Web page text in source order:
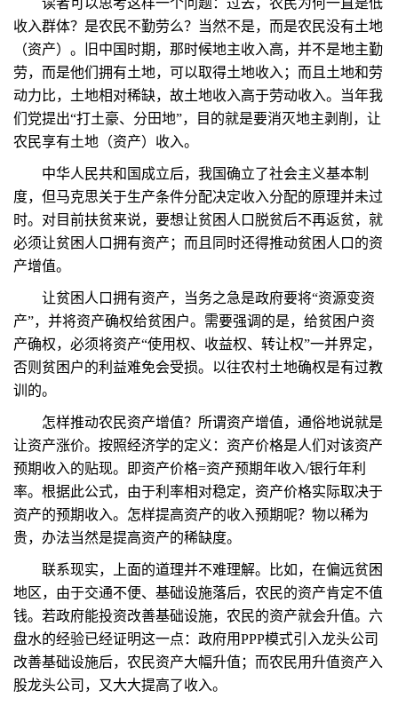
读者可以思考这样一个问题：过去，农民为何一直是低
收入群体？是农民不勤劳么？当然不是，而是农民没有土地
（资产）。旧中国时期，那时候地主收入高，并不是地主勤
劳，而是他们拥有土地，可以取得土地收入；而且土地和劳
动力比，土地相对稀缺，故土地收入高于劳动收入。当年我
们党提出“打土豪、分田地”，目的就是要消灭地主剥削，让
农民享有土地（资产）收入。
中华人民共和国成立后，我国确立了社会主义基本制
度，但马克思关于生产条件分配决定收入分配的原理并未过
时。对目前扶贫来说，要想让贫困人口脱贫后不再返贫，就
必须让贫困人口拥有资产；而且同时还得推动贫困人口的资
产增值。
让贫困人口拥有资产，当务之急是政府要将“资源变资
产”，并将资产确权给贫困户。需要强调的是，给贫困户资
产确权，必须将资产“使用权、收益权、转让权”一并界定，
否则贫困户的利益难免会受损。以往农村土地确权是有过教
训的。
怎样推动农民资产增值？所谓资产增值，通俗地说就是
让资产涨价。按照经济学的定义：资产价格是人们对该资产
预期收入的贴现。即资产价格=资产预期年收入/银行年利
率。根据此公式，由于利率相对稳定，资产价格实际取决于
资产的预期收入。怎样提高资产的收入预期呢？物以稀为
贵，办法当然是提高资产的稀缺度。
联系现实，上面的道理并不难理解。比如，在偏远贫困
地区，由于交通不便、基础设施落后，农民的资产肯定不值
钱。若政府能投资改善基础设施，农民的资产就会升值。六
盘水的经验已经证明这一点：政府用PPP模式引入龙头公司
改善基础设施后，农民资产大幅升值；而农民用升值资产入
股龙头公司，又大大提高了收入。